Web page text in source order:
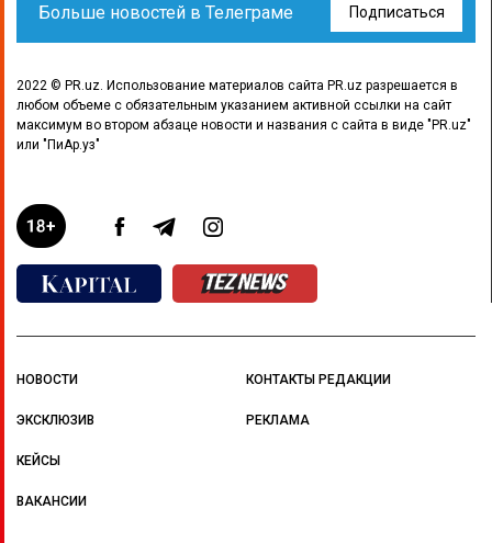
Больше новостей в Телеграме Подписаться
2022 © PR.uz. Использование материалов сайта PR.uz разрешается в
любом объеме с обязательным указанием активной ссылки на сайт
максимум во втором абзаце новости и названия с сайта в виде "PR.uz"
или "ПиАр.уз"
НОВОСТИ
ЭКСКЛЮЗИВ
КЕЙСЫ
ВАКАНСИИ
КОНТАКТЫ РЕДАКЦИИ
РЕКЛАМА